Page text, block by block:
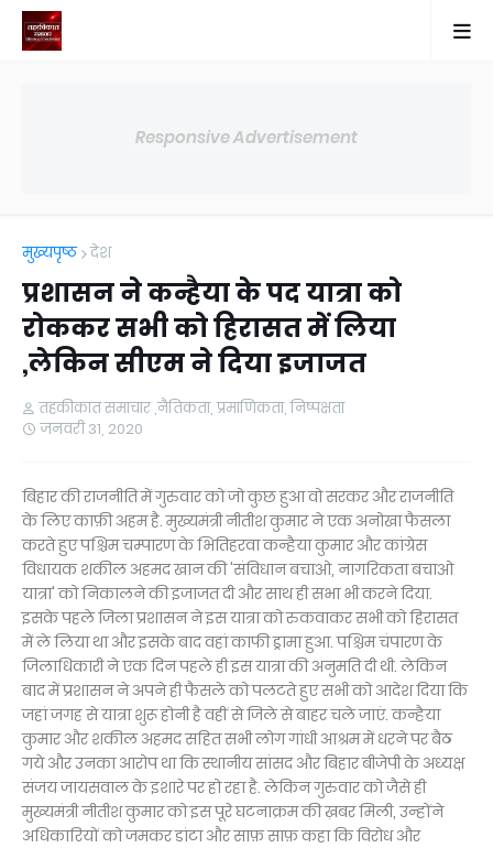
Responsive Advertisement
मुख्यपृष्ठ देश
प्रशासन ने कन्हैया के पद यात्रा को
रोककर सभी को हिरासत में लिया
,लेकिन सीएम ने दिया इजाजत
तहकीकात समाचार ,नैतिकता, प्रमाणिकता, निष्पक्षता
जनवरी 31, 2020
बिहार की राजनीति में गुरुवार को जो कुछ हुआ वो सरकर और राजनीति
के लिए काफ़ी अहम है. मुख्यमंत्री नीतीश कुमार ने एक अनोखा फैसला
करते हुए पश्चिम चम्पारण के भितिहरवा कन्हैया कुमार और कांग्रेस
विधायक शकील अहमद खान की 'संविधान बचाओ, नागरिकता बचाओ
यात्रा' को निकालने की इजाजत दी और साथ ही सभा भी करने दिया.
इसके पहले जिला प्रशासन ने इस यात्रा को रुकवाकर सभी को हिरासत
में ले लिया था और इसके बाद वहां काफी ड्रामा हुआ. पश्चिम चंपारण के
जिलाधिकारी ने एक दिन पहले ही इस यात्रा की अनुमति दी थी. लेकिन
बाद में प्रशासन ने अपने ही फैसले को पलटते हुए सभी को आदेश दिया कि
जहां जगह से यात्रा शुरू होनी है वहीं से जिले से बाहर चले जाएं. कन्हैया
कुमार और शकील अहमद सहित सभी लोग गांधी आश्रम में धरने पर बैठ
गये और उनका आरोप था कि स्थानीय सांसद और बिहार बीजेपी के अध्यक्ष
संजय जायसवाल के इशारे पर हो रहा है. लेकिन गुरुवार को जैसे ही
मुख्यमंत्री नीतीश कुमार को इस पूरे घटनाक्रम की ख़बर मिली, उन्होंने
अधिकारियों को जमकर डांटा और साफ़ साफ़ कहा कि विरोध और